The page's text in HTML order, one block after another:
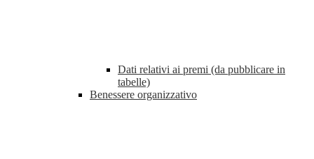
Dati relativi ai premi (da pubblicare in
tabelle)
Benessere organizzativo